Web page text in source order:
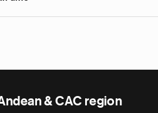
& CAC region